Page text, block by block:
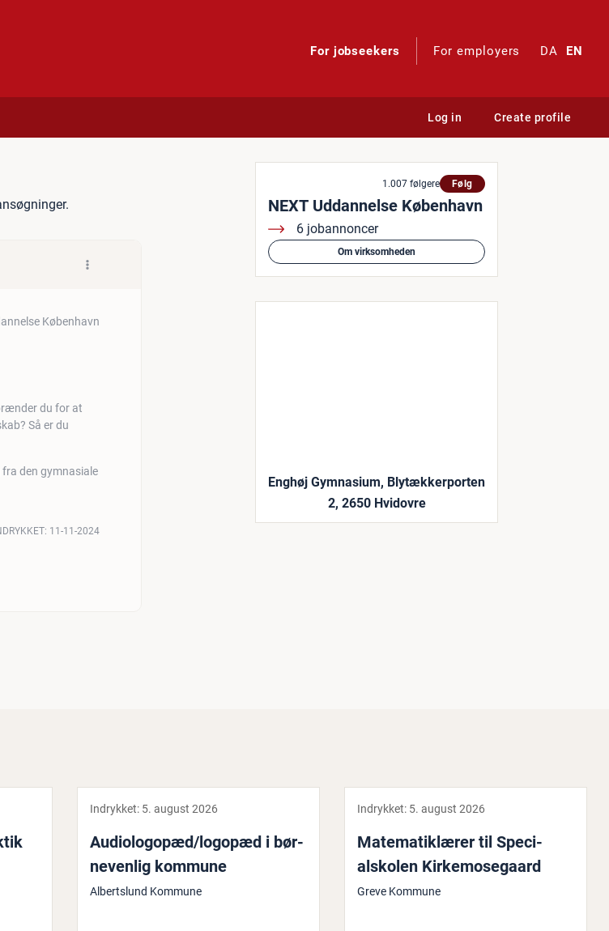
For jobseekers For employers DA EN
Log in Create profile
Gymnasium
du for at
Så er du
den gymnasiale
11-11-2024
1.007 følgere Følg
NEXT Uddannelse København
6 jobannoncer
Om virksomheden
Enghøj Gymnasium, Blytækkerporten
2, 2650 Hvidovre
Indrykket: 5. august 2026
Au­di­o­log­o­pæd/logopæd i bør­
ne­ven­lig kommune
Albertslund Kommune
Indrykket: 5. august 2026
Ma­te­ma­tik­læ­rer til Spe­ci­
alsko­len Kir­ke­mo­se­gaard
Greve Kommune